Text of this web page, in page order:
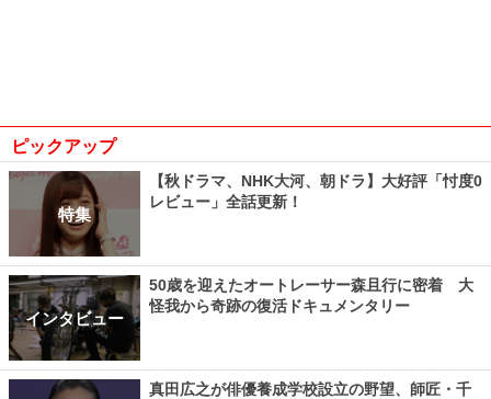
ピックアップ
特集
【秋ドラマ、NHK大河、朝ドラ】大好評「忖度0
レビュー」全話更新！
インタビュー
50歳を迎えたオートレーサー森且行に密着 大
怪我から奇跡の復活ドキュメンタリー
真田広之が俳優養成学校設立の野望、師匠・千